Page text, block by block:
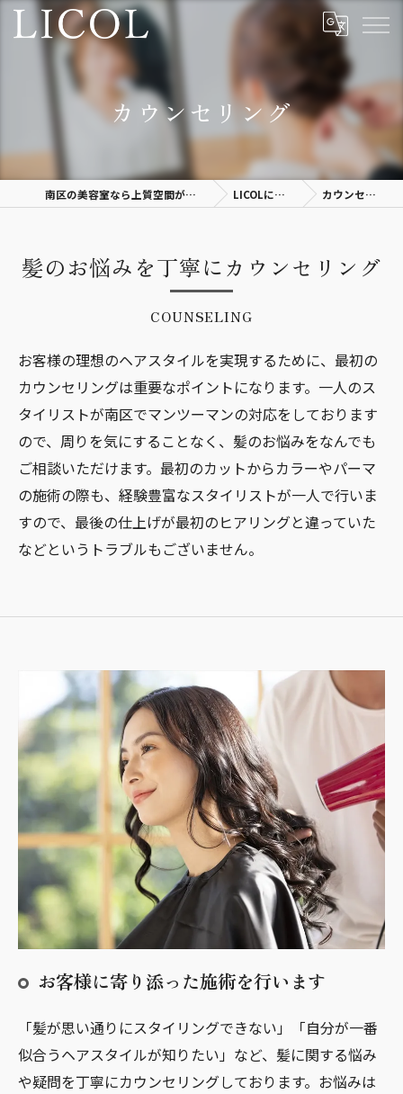
カウンセリング
南区の美容室なら上質空間があるLICOL LICOLについて カウンセリング
髪のお悩みを丁寧にカウンセリング
COUNSELING
お客様の理想のヘアスタイルを実現するために、最初の
カウンセリングは重要なポイントになります。一人のス
タイリストが南区でマンツーマンの対応をしております
ので、周りを気にすることなく、髪のお悩みをなんでも
ご相談いただけます。最初のカットからカラーやパーマ
の施術の際も、経験豊富なスタイリストが一人で行いま
すので、最後の仕上げが最初のヒアリングと違っていた
などというトラブルもございません。
お客様に寄り添った施術を行います
「髪が思い通りにスタイリングできない」「自分が一番
似合うヘアスタイルが知りたい」など、髪に関する悩み
や疑問を丁寧にカウンセリングしております。お悩みは